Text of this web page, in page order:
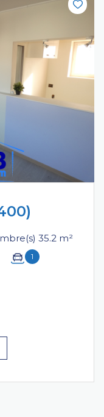
Appartement 2 pièce(s) 1 chambre(s) 35.2 m²
1